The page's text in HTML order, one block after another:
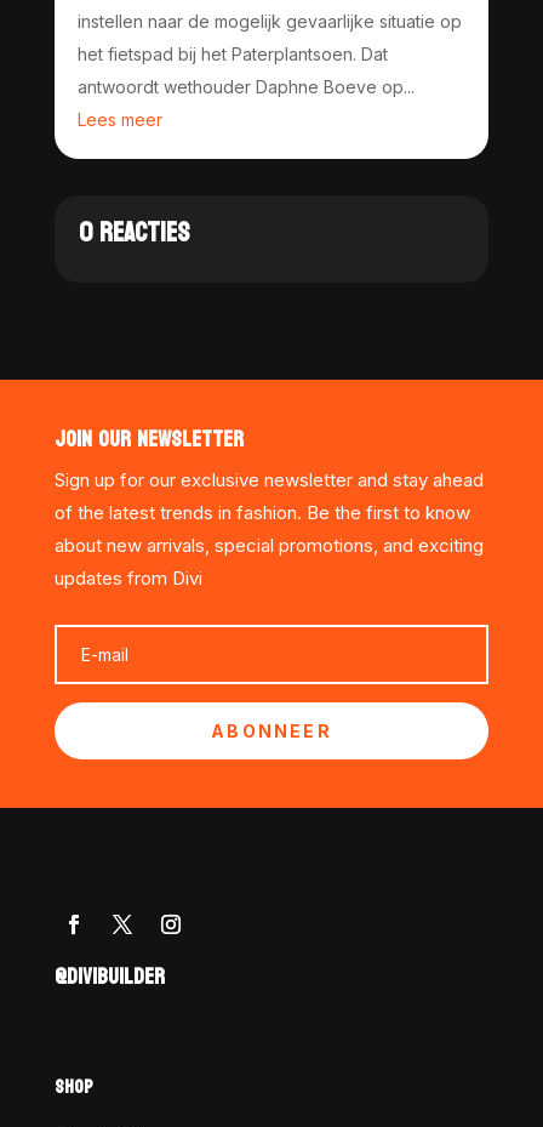
instellen naar de mogelijk gevaarlijke situatie op
het fietspad bij het Paterplantsoen. Dat
antwoordt wethouder Daphne Boeve op...
Lees meer
0 REACTIES
JOIN OUR NEWSLETTER
Sign up for our exclusive newsletter and stay ahead
of the latest trends in fashion. Be the first to know
about new arrivals, special promotions, and exciting
updates from Divi
ABONNEER
@DIVIBUILDER
SHOP